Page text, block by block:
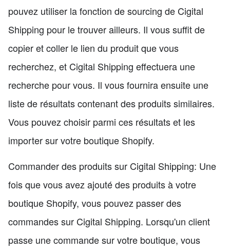
pouvez utiliser la fonction de sourcing de Cigital
Shipping pour le trouver ailleurs. Il vous suffit de
copier et coller le lien du produit que vous
recherchez, et Cigital Shipping effectuera une
recherche pour vous. Il vous fournira ensuite une
liste de résultats contenant des produits similaires.
Vous pouvez choisir parmi ces résultats et les
importer sur votre boutique Shopify.
Commander des produits sur Cigital Shipping: Une
fois que vous avez ajouté des produits à votre
boutique Shopify, vous pouvez passer des
commandes sur Cigital Shipping. Lorsqu'un client
passe une commande sur votre boutique, vous